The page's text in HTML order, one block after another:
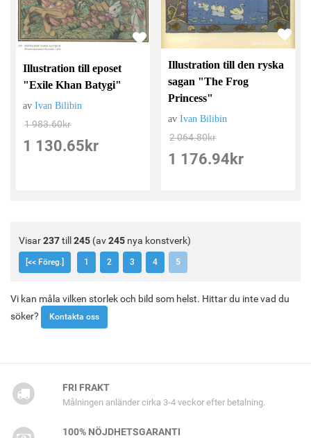
Illustration till eposet
"Exile Khan Batygi"
avIvan Bilibin
1 983.60kr
1 130.65 kr
Illustration till den ryska
sagan "The Frog
Princess"
avIvan Bilibin
2 064.80kr
1 176.94 kr
Visar237till 245 (av245 nya konstverk)
[<< Föreg.] 1 2 3 4 5
Vi kan måla vilken storlek och bild som helst. Hittar du inte vad du
söker?
Kontakta oss
FRI FRAKT
Målningen anländer cirka 3-4 veckor efter betalning.
100% NÖJDHETSGARANTI